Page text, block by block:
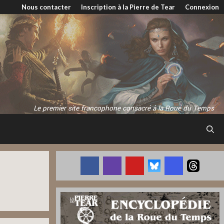
Nous contacter Inscription à la Pierre de Tear Connexion
Le premier site francophone consacré à la Roue du Temps